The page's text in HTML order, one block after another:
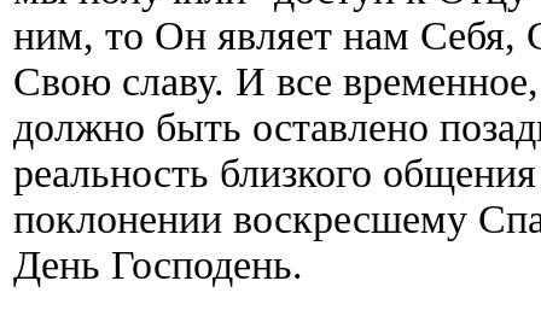
ним, то Он являет нам Себя,
Свою славу. И все
должно быть оставлено
реальность близкого
поклонении воскресшему
День Господень.